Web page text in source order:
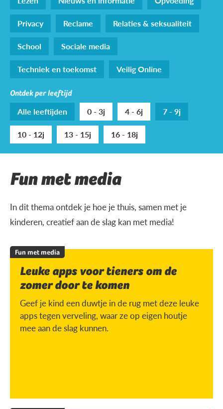
Privacy
Reclame
Relaties & seksualiteit
School
Sociale media
Techniek en toekomst
Veilig Online
Ontdek per leeftijd
Alle leeftijden 0 - 3j 4 - 6j
7 - 9j
10 - 12j
13 - 15j 16 - 18j
Fun met media
In dit thema ontdek je hoe je thuis, samen met je
kinderen, creatief aan de slag kan met media!
Fun met media
Leuke apps voor tieners om de
zomer door te komen
Geef je kind een duwtje in de rug met deze leuke
apps tegen verveling, waar ze op eigen houtje
mee aan de slag kunnen.